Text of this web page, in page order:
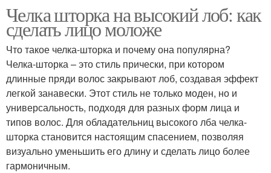
Челка шторка на высокий лоб: как
сделать лицо моложе
Что такое челка-шторка и почему она популярна?
Челка-шторка – это стиль прически, при котором
длинные пряди волос закрывают лоб, создавая эффект
легкой занавески. Этот стиль не только моден, но и
универсальность, подходя для разных форм лица и
типов волос. Для обладательниц высокого лба челка-
шторка становится настоящим спасением, позволяя
визуально уменьшить его длину и сделать лицо более
гармоничным.